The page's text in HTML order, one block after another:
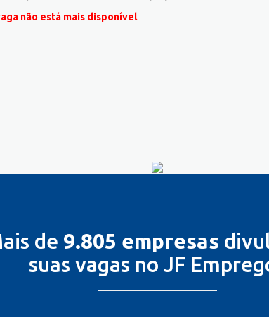
não está mais disponível
de 9.805 empresas
suas vagas no JF